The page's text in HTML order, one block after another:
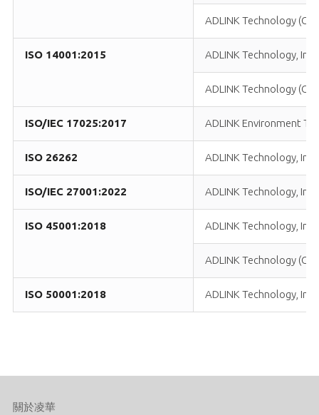
ADLINK Technology
ISO 14001:2015 ADLINK Technology,
ADLINK Technology
ISO/IEC 17025:2017 ADLINK Environment
ISO 26262 ADLINK Technology,
ISO/IEC 27001:2022 ADLINK Technology,
ISO 45001:2018 ADLINK Technology,
ADLINK Technology
ISO 50001:2018 ADLINK Technology,
關於凌華